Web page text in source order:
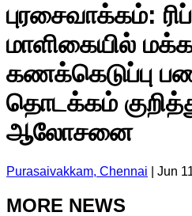
புரசைவாக்கம்:
மாளிகையில்
கணக்கெடுப்பு
தொடக்கம்
ஆலோசனை
Purasaivakkam, Chennai Jun
MORE NEWS